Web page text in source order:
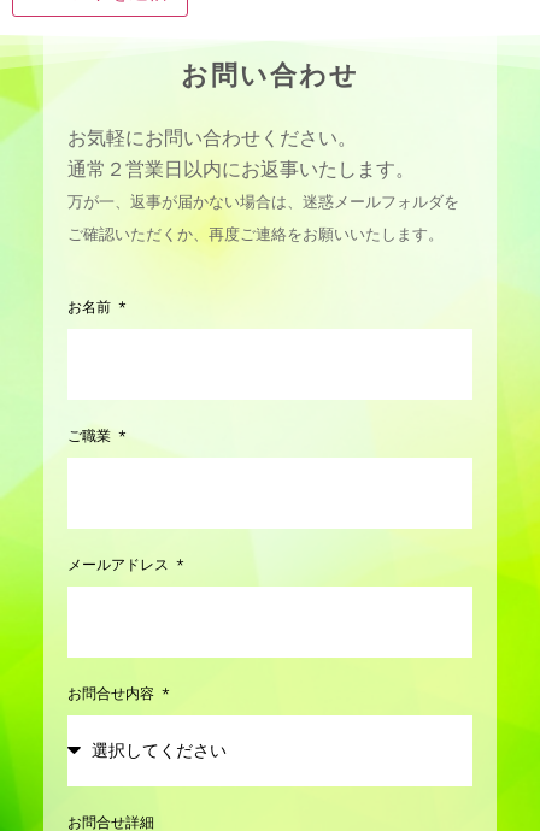
お問い合わせ
お気軽にお問い合わせください。
通常２営業日以内にお返事いたします。
万が一、返事が届かない場合は、迷惑メールフォルダを
ご確認いただくか、再度ご連絡をお願いいたします。
お名前
ご職業
メールアドレス
お問合せ内容
お問合せ詳細